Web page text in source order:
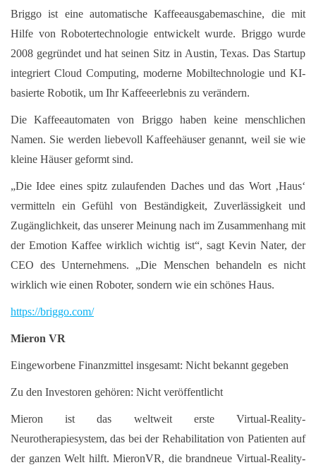
Briggo ist eine automatische Kaffeeausgabemaschine, die mit
Hilfe von Robotertechnologie entwickelt wurde. Briggo wurde
2008 gegründet und hat seinen Sitz in Austin, Texas. Das Startup
integriert Cloud Computing, moderne Mobiltechnologie und KI-
basierte Robotik, um Ihr Kaffeeerlebnis zu verändern.
Die Kaffeeautomaten von Briggo haben keine menschlichen
Namen. Sie werden liebevoll Kaffeehäuser genannt, weil sie wie
kleine Häuser geformt sind.
„Die Idee eines spitz zulaufenden Daches und das Wort ‚Haus‘
vermitteln ein Gefühl von Beständigkeit, Zuverlässigkeit und
Zugänglichkeit, das unserer Meinung nach im Zusammenhang mit
der Emotion Kaffee wirklich wichtig ist“, sagt Kevin Nater, der
CEO des Unternehmens. „Die Menschen behandeln es nicht
wirklich wie einen Roboter, sondern wie ein schönes Haus.
https://briggo.com/
Mieron VR
Eingeworbene Finanzmittel insgesamt: Nicht bekannt gegeben
Zu den Investoren gehören: Nicht veröffentlicht
Mieron ist das weltweit erste Virtual-Reality-
Neurotherapiesystem, das bei der Rehabilitation von Patienten auf
der ganzen Welt hilft. MieronVR, die brandneue Virtual-Reality-